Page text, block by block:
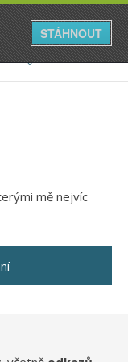
STÁHNOUT
mě nejvíc